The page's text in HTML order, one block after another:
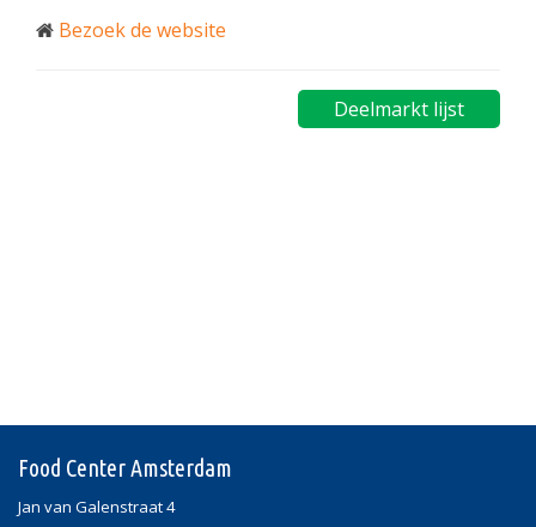
Bezoek de website
Deelmarkt lijst
Food Center Amsterdam
Jan van Galenstraat 4